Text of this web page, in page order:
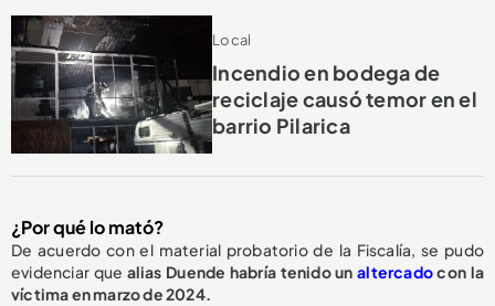
Local
Incendio en bodega de
reciclaje causó temor en el
barrio Pilarica
¿Por qué lo mató?
De acuerdo con el material probatorio de la Fiscalía, se pudo
evidenciar que alias Duende habría tenido unaltercadocon la
víctima en marzo de 2024.